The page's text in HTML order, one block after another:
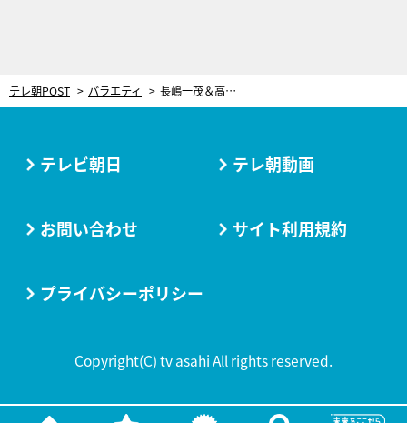
テレ朝POST バラエティ 長嶋一茂＆高橋茂雄、『ザワつく！金曜日』スピンオフ企画で千葉・南房総へ
テレビ朝日 テレ朝動画
お問い合わせ サイト利用規約
プライバシーポリシー
Copyright(C) tv asahi All rights reserved.